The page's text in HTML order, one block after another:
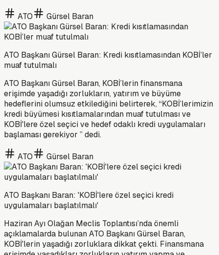
ATO Gürsel Baran
ATO Başkanı Gürsel Baran: Kredi kısıtlamasından KOBİ’ler
muaf tutulmalı
ATO Başkanı Gürsel Baran, KOBİ’lerin finansmana
erişimde yaşadığı zorlukların, yatırım ve büyüme
hedeflerini olumsuz etkilediğini belirterek, “KOBİ’lerimizin
kredi büyümesi kısıtlamalarından muaf tutulması ve
KOBİ'lere özel seçici ve hedef odaklı kredi uygulamaları
başlaması gerekiyor ” dedi.
ATO Gürsel Baran
ATO Başkanı Baran: 'KOBİ'lere özel seçici kredi
uygulamaları başlatılmalı'
Haziran Ayı Olağan Meclis Toplantısı’nda önemli
açıklamalarda bulunan ATO Başkanı Gürsel Baran,
KOBİ'lerin yaşadığı zorluklara dikkat çekti. Finansmana